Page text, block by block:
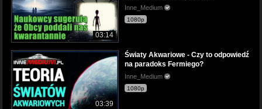
03:14
Inne_Medium
1080p
03:39
Światy Akwariowe - Czy to odpowiedź
na paradoks Fermiego?
Inne_Medium
1080p